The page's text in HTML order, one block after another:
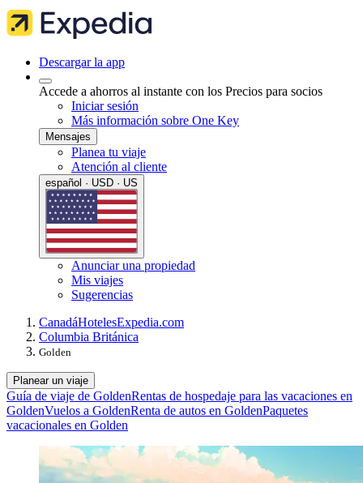
Descargar la app
Accede a ahorros al instante con los Precios para socios
Iniciar sesión
Más información sobre One Key
Mensajes
Planea tu viaje
Atención al cliente
español · USD · US
Anunciar una propiedad
Mis viajes
Sugerencias
CanadáHotelesExpedia.com
Columbia Británica
Golden
Planear un viaje
Guía de viaje de GoldenRentas de hospedaje para las vacaciones en
GoldenVuelos a GoldenRenta de autos en GoldenPaquetes
vacacionales en Golden